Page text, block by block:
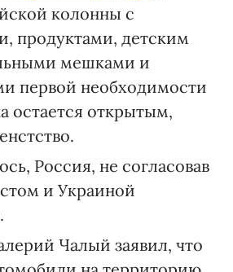
колонны с
продуктами, детским
мешками и
первой необходимости
остается открытым,
Россия, не согласовав
и Украиной
Чалый заявил, что